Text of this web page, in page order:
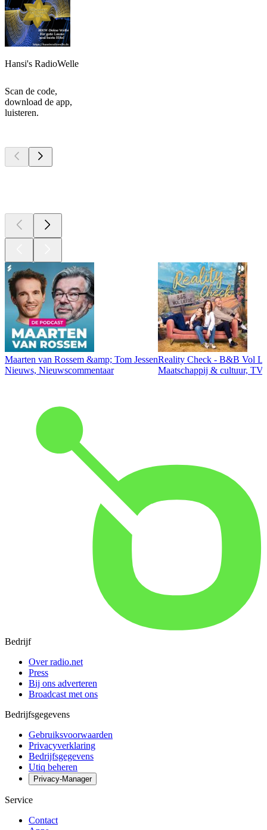
Hansi's RadioWelle
Scan de code,
download de app,
luisteren.
Maarten van Rossem &amp; Tom Jessen
Nieuws, Nieuwscommentaar
Reality Check - B&B Vol
Maatschappij & cultuur,
Bedrijf
Over radio.net
Press
Bij ons adverteren
Broadcast met ons
Bedrijfsgegevens
Gebruiksvoorwaarden
Privacyverklaring
Bedrijfsgegevens
Utiq beheren
Privacy-Manager
Service
Contact